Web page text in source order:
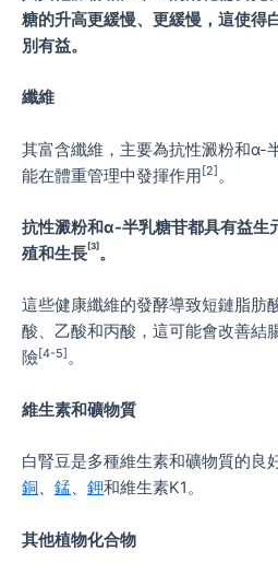
糖的升高更緩慢、更緩慢，這使得
別有益。
纖維
其富含纖維，主要為抗性澱粉和α-
能在體重管理中發揮作用 [2] 。
抗性澱粉和α-半乳糖苷都具有益生
殖和生長[3]。
這些健康纖維的發酵導致短鏈脂肪
酸、乙酸和丙酸，這可能會改善結
險 [4-5] 。
維生素和礦物質
白腎豆是多種維生素和礦物質的良
銅、 錳、 鉀和維生素K1。
其他植物化合物